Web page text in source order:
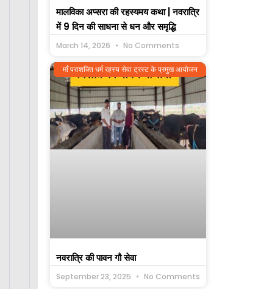
मालविका अप्सरा की रहस्यमय कथा | नवरात्रि
में 9 दिन की साधना से धन और समृद्धि
March 14, 2026 No Comments
माँ पराशक्ति धर्म रहस्य सेवा ट्रस्ट के प्रमुख आयोजन
नवरात्रि की पावन गौ सेवा
September 23, 2025 No Comments